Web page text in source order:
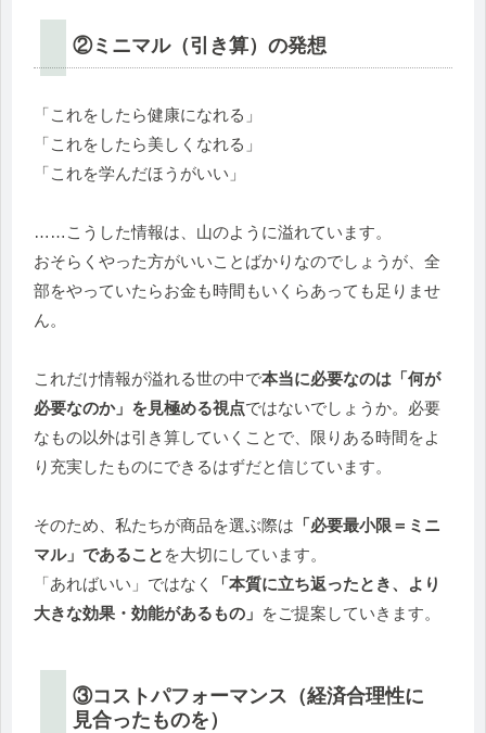
②ミニマル（引き算）の発想
「これをしたら健康になれる」
「これをしたら美しくなれる」
「これを学んだほうがいい」
……こうした情報は、山のように溢れています。
おそらくやった方がいいことばかりなのでしょうが、全
部をやっていたらお金も時間もいくらあっても足りませ
ん。
これだけ情報が溢れる世の中で本当に必要なのは「何が
必要なのか」を見極める視点ではないでしょうか。必要
なもの以外は引き算していくことで、限りある時間をよ
り充実したものにできるはずだと信じています。
そのため、私たちが商品を選ぶ際は 「必要最小限＝ミニ
マル」であること を大切にしています。
「あればいい」ではなく
「本質に立ち返ったとき、より
大きな効果・効能があるもの」 をご提案していきます。
③コストパフォーマンス（経済合理性に
見合ったものを）